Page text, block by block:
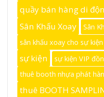
quầy bán hàng di
Sân Khấu Xoay
Sân
sân khấu xoay cho sự kiện
sự kiện
sự kiện VIP
thuê booth nhựa phát
thuê BOOTH